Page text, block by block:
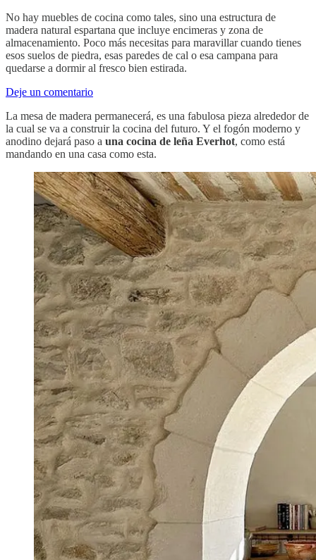
No hay muebles de cocina como tales, sino una estructura de
madera natural espartana que incluye encimeras y zona de
almacenamiento. Poco más necesitas para maravillar cuando tienes
esos suelos de piedra, esas paredes de cal o esa campana para
quedarse a dormir al fresco bien estirada.
Deje un comentario
La mesa de madera permanecerá, es una fabulosa pieza alrededor de
la cual se va a construir la cocina del futuro. Y el fogón moderno y
anodino dejará paso a una cocina de leña Everhot, como está
mandando en una casa como esta.